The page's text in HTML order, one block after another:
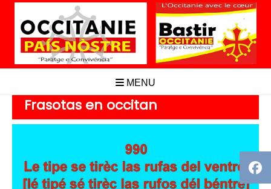
Aller
contenu
MENU
Frasotas en occitan